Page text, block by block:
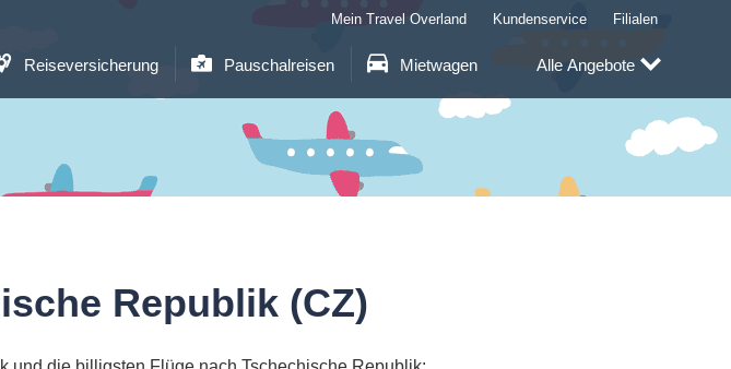
Reiseversicherung Pauschalreisen Mietwagen
Mein Travel Overland Kundenservice Filialen
Alle Angebote
Republik (CZ)